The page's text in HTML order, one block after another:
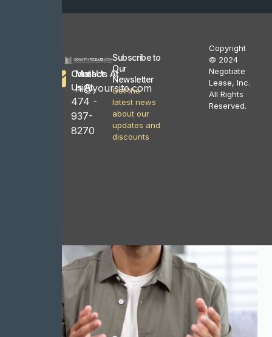
Contact
Us At
474 -
937-
8270
Mail Us At
hi@yoursite.com
Subscribe to
Our
Newsletter
Get the
latest news
about our
updates and
discounts
Copyright
© 2024
Negotiate
Lease, Inc.
All Rights
Reserved.